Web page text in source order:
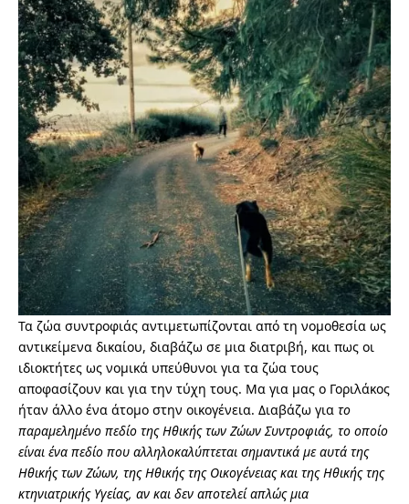
Τα ζώα συντροφιάς αντιμετωπίζονται από τη νομοθεσία ως
αντικείμενα δικαίου, διαβάζω σε μια διατριβή, και πως οι
ιδιοκτήτες ως νομικά υπεύθυνοι για τα ζώα τους
αποφασίζουν και για την τύχη τους. Μα για μας ο Γοριλάκος
ήταν άλλο ένα άτομο στην οικογένεια. Διαβάζω για το
παραμελημένο πεδίο της Ηθικής των Ζώων Συντροφιάς, το οποίο
είναι ένα πεδίο που αλληλοκαλύπτεται σημαντικά με αυτά της
Ηθικής των Ζώων, της Ηθικής της Οικογένειας και της Ηθικής της
κτηνιατρικής Υγείας, αν και δεν αποτελεί απλώς μια